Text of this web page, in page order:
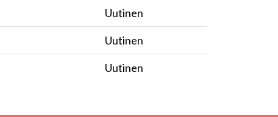
Uutinen
Uutinen
Uutinen